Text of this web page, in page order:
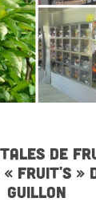
DE
« FRUIT'S »
GUILLON